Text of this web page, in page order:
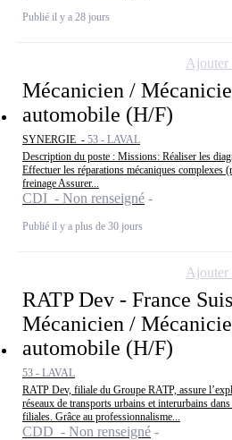
Publié il y a 28 jours
Mécanicien /
automobile (H/F)
SYNERGIE - 53 - LAVAL
Description du poste : Missions: Réaliser les
Effectuer les réparations mécaniques complexes
freinage Assurer...
CDI - Non renseigné
Publié il y a plus de 30 jours
Ajouter
RATP Dev - France
Mécanicien /
automobile (H/F)
53 - LAVAL
RATP Dev, filiale du Groupe RATP, assure
réseaux de transports urbains et interurbains
filiales. Grâce au professionnalisme...
CDD - Non renseigné
Ajouter